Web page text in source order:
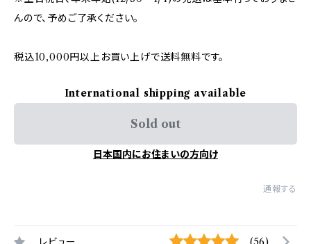
んので、予めご了承ください。
税込10,000円以上お買い上げで送料無料です。
International shipping available
Sold out
日本国内にお住まいの方向け
通報する